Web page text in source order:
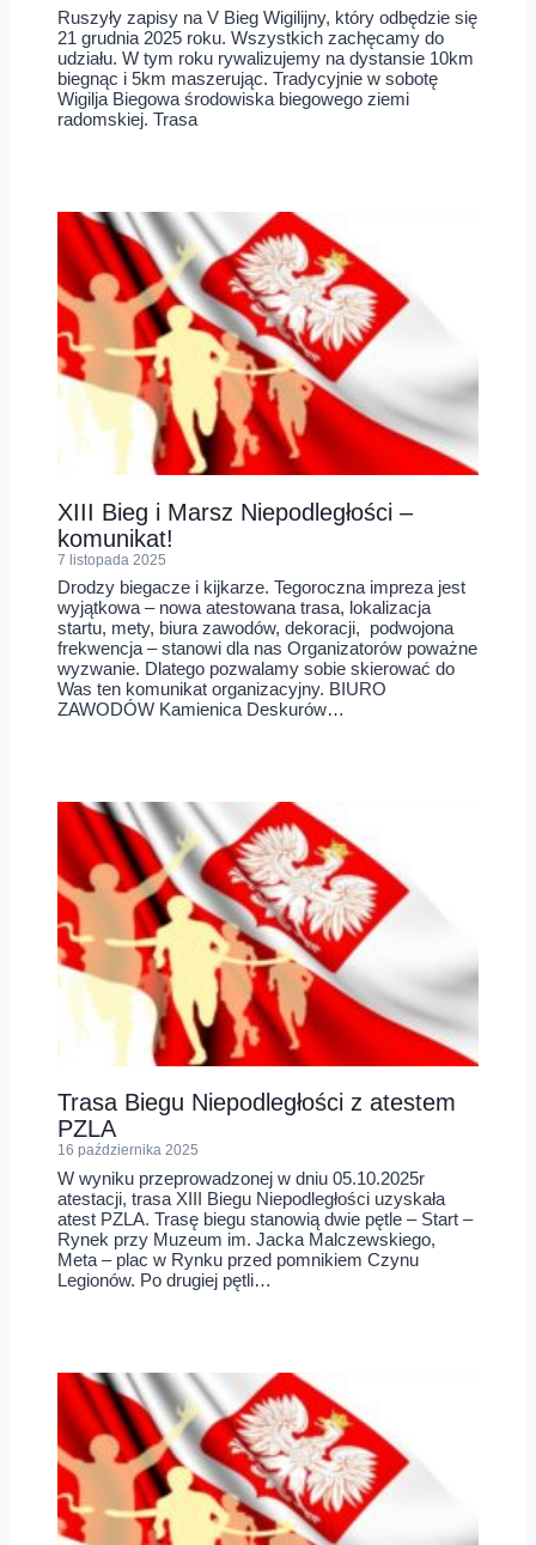
Ruszyły zapisy na V Bieg Wigilijny, który odbędzie się
21 grudnia 2025 roku. Wszystkich zachęcamy do
udziału. W tym roku rywalizujemy na dystansie 10km
biegnąc i 5km maszerując. Tradycyjnie w sobotę
Wigilja Biegowa środowiska biegowego ziemi
radomskiej. Trasa
XIII Bieg i Marsz Niepodległości –
komunikat!
7 listopada 2025
Drodzy biegacze i kijkarze. Tegoroczna impreza jest
wyjątkowa – nowa atestowana trasa, lokalizacja
startu, mety, biura zawodów, dekoracji, podwojona
frekwencja – stanowi dla nas Organizatorów poważne
wyzwanie. Dlatego pozwalamy sobie skierować do
Was ten komunikat organizacyjny. BIURO
ZAWODÓW Kamienica Deskurów…
Trasa Biegu Niepodległości z atestem
PZLA
16 października 2025
W wyniku przeprowadzonej w dniu 05.10.2025r
atestacji, trasa XIII Biegu Niepodległości uzyskała
atest PZLA. Trasę biegu stanowią dwie pętle – Start –
Rynek przy Muzeum im. Jacka Malczewskiego,
Meta – plac w Rynku przed pomnikiem Czynu
Legionów. Po drugiej pętli…